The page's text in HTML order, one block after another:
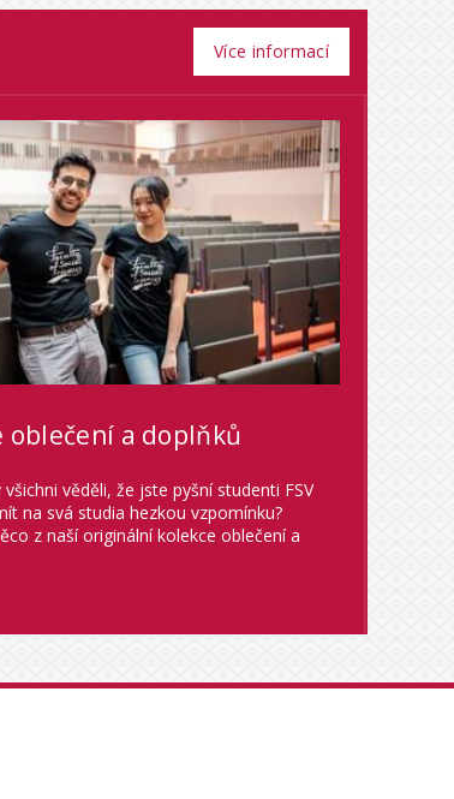
Více informací
oblečení a doplňků
všichni věděli, že jste pyšní studenti FSV
na svá studia hezkou vzpomínku?
z naší originální kolekce oblečení a